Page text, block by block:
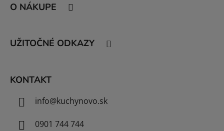
O NÁKUPE
UŽITOČNÉ ODKAZY
KONTAKT
info@kuchynovo.sk
0901 744 744